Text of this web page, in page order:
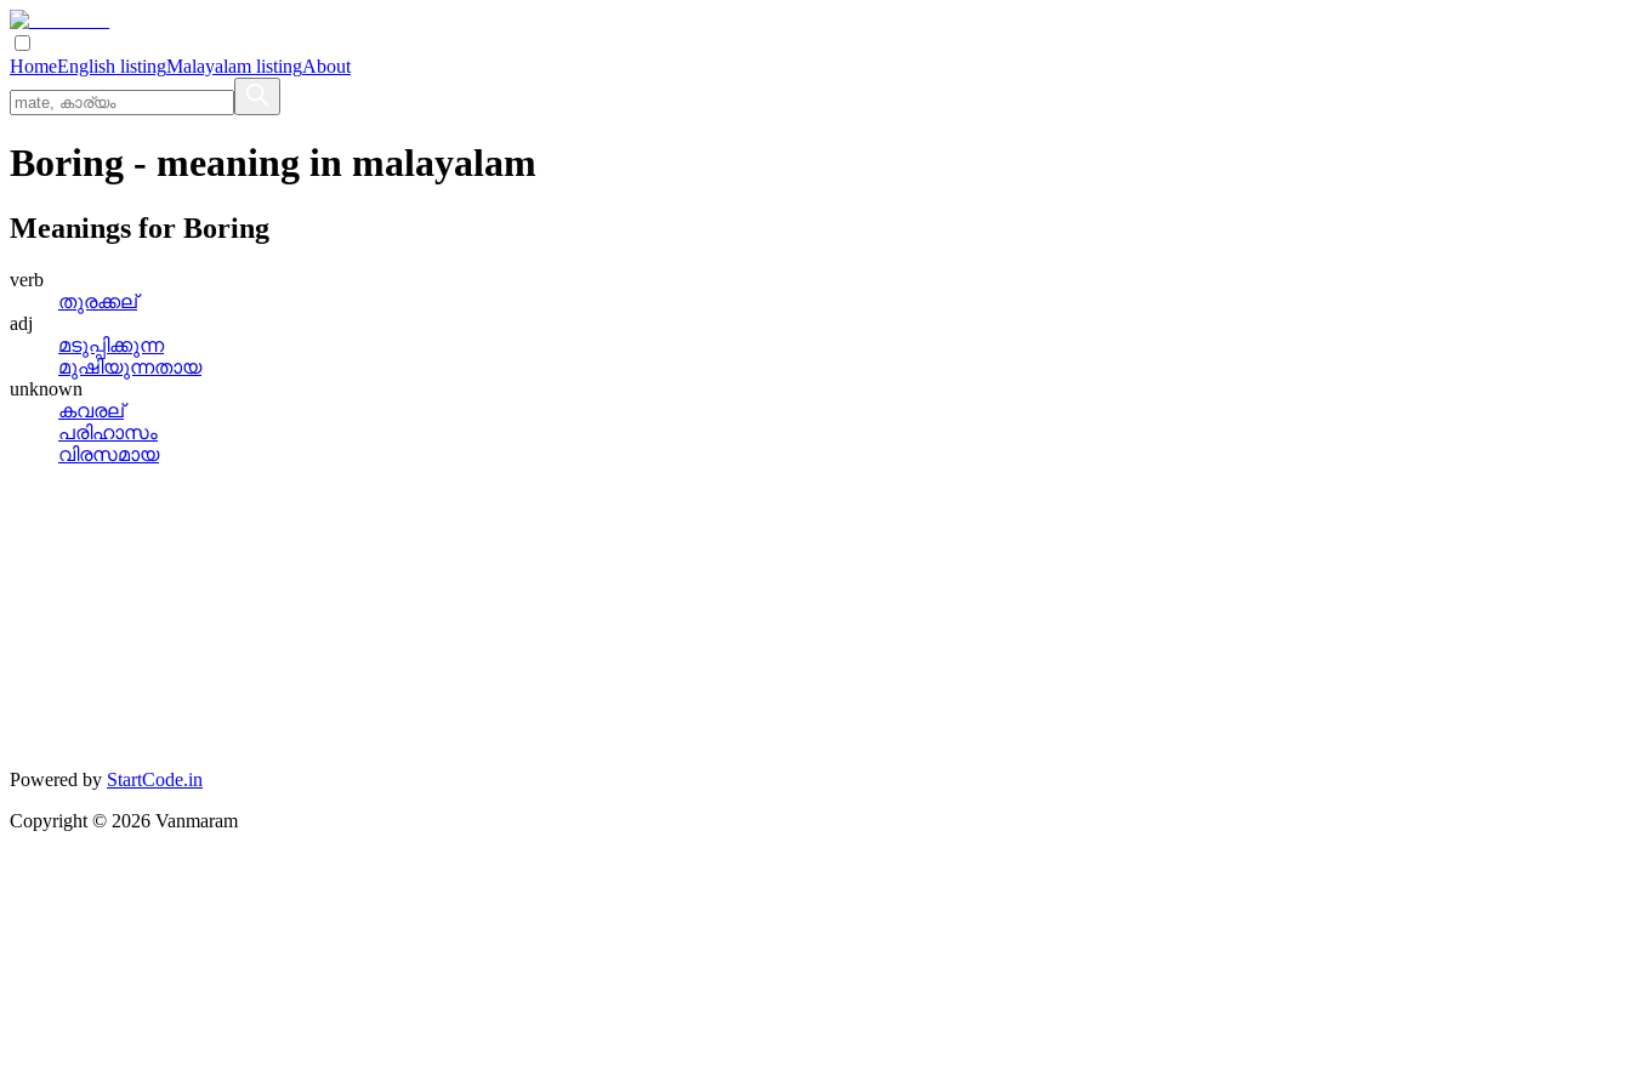
HomeEnglish listingMalayalam listingAbout
Boring - meaning in malayalam
Meanings for Boring
verb
തുരക്കല്
adj
മടുപ്പിക്കുന്ന
മുഷിയുന്നതായ
unknown
കവരല്
പരിഹാസം
വിരസമായ
Powered by StartCode.in
Copyright © 2026 Vanmaram